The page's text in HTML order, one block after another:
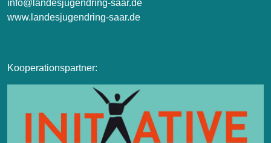
info@landesjugendring-saar.de
www.landesjugendring-saar.de
Kooperationspartner: